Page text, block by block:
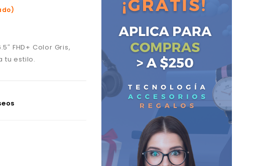
FHD+ Color Gris,
tu estilo.